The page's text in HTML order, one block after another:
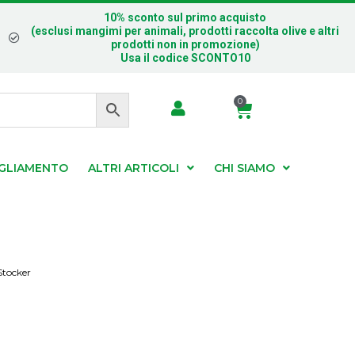
10% sconto sul primo acquisto
(esclusi mangimi per animali, prodotti raccolta olive e altri
prodotti non in promozione)
Usa il codice SCONTO10
0
ALTRI ARTICOLI CHI SIAMO